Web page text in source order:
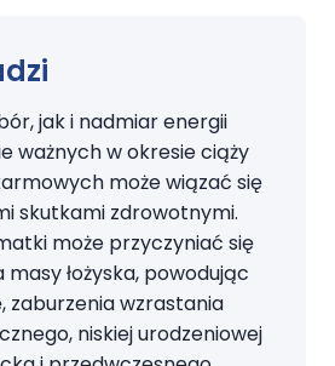
jak i nadmiar energii
ważnych w okresie ciąży
może wiązać się
skutkami zdrowotnymi.
może przyczyniać się
masy łożyska, powodując
zaburzenia wzrastania
niskiej urodzeniowej